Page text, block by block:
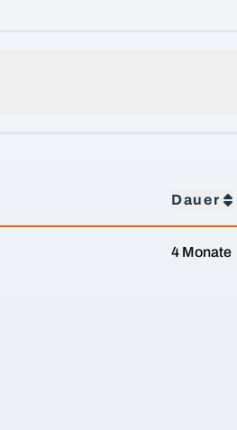
Dauer
4 Monate